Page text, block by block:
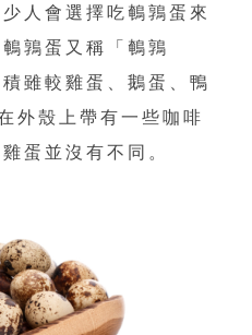
人會選擇吃鵪鶉蛋來
鶉蛋又稱「鵪鶉
雖較雞蛋、鵝蛋、鴨
外殼上帶有一些咖啡
蛋並沒有不同。